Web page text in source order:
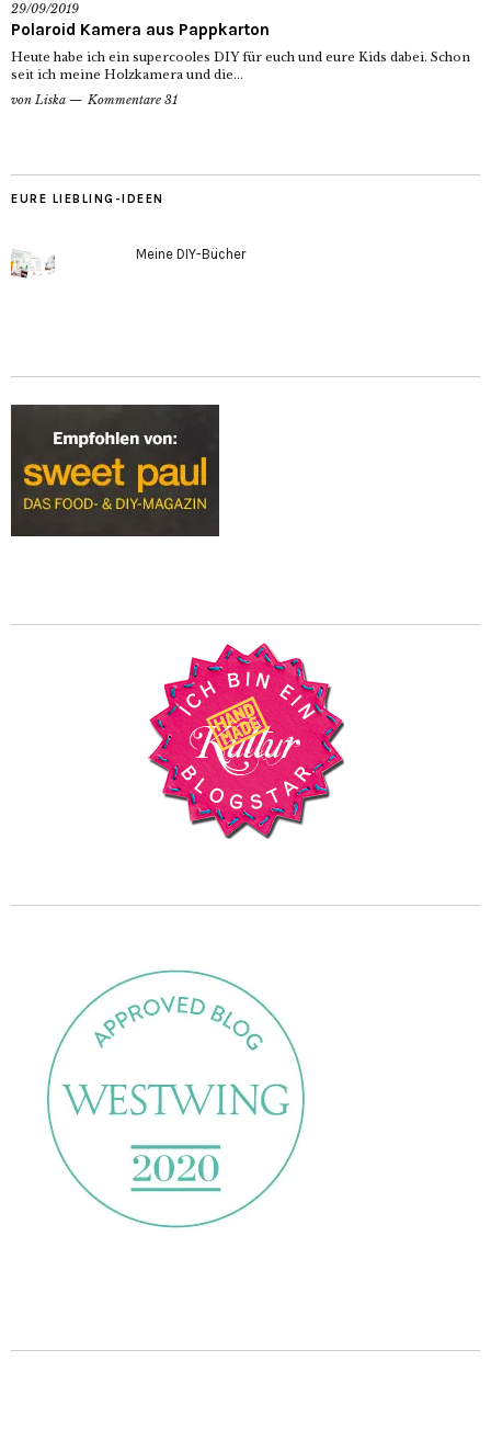
29/09/2019
Polaroid Kamera aus Pappkarton
Heute habe ich ein supercooles DIY für euch und eure Kids dabei. Schon
seit ich meine Holzkamera und die...
von Liska Kommentare 31
EURE LIEBLING-IDEEN
Meine DIY-Bücher